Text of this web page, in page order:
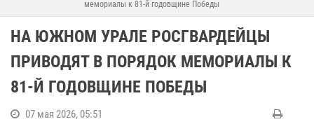
мемориалы к 81-й годовщине Победы
НА ЮЖНОМ УРАЛЕ РОСГВАРДЕЙЦЫ
ПРИВОДЯТ В ПОРЯДОК МЕМОРИАЛЫ К
81-Й ГОДОВЩИНЕ ПОБЕДЫ
07 мая 2026, 05:51